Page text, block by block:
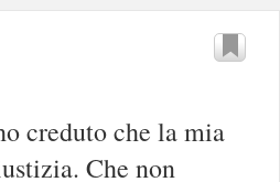
creduto che la mia
Che non